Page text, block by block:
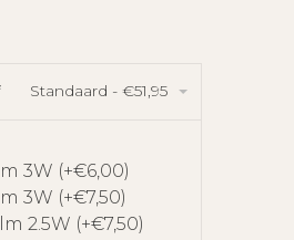
Standaard - €51,95
3W (+€6,00)
3W (+€7,50)
2.5W (+€7,50)